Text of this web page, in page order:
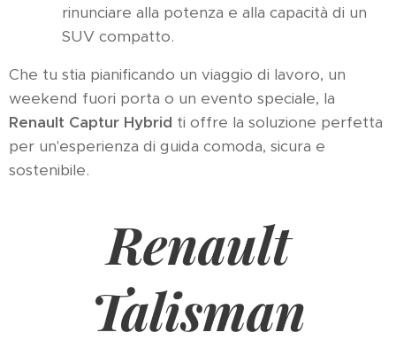
rinunciare alla potenza e alla capacità di un
SUV compatto.
Che tu stia pianificando un viaggio di lavoro, un
weekend fuori porta o un evento speciale, la
Renault Captur Hybrid ti offre la soluzione perfetta
per un'esperienza di guida comoda, sicura e
sostenibile.
Renault
Talisman